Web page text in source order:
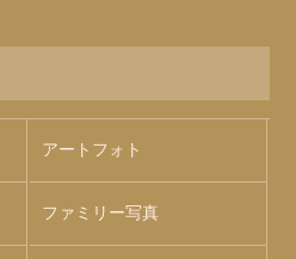
アートフォト
ファミリー写真